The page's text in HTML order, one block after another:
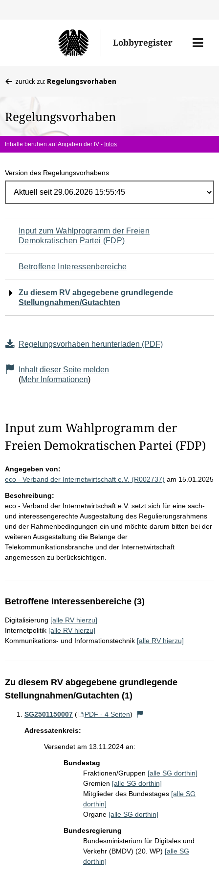
Lobbyregister
Menü
befinden
hier:
zurück zu: Regelungsvorhaben
Regelungsvorhaben
Inhalte beruhen auf Angaben der IV - Infos
Version des Regelungsvorhabens
Navigation
für
den
Seiteninhalt
Input zum Wahlprogramm der Freien
Demokratischen Partei (FDP)
Betroffene Interessenbereiche
Zu diesem RV abgegebene grundlegende
Stellungnahmen/Gutachten
Regelungsvorhaben herunterladen (PDF)
Inhalt dieser Seite melden
(Mehr Informationen)
Input zum Wahlprogramm der
Freien Demokratischen Partei (FDP)
Angegeben von:
eco - Verband der Internetwirtschaft e.V. (R002737) am 15.01.2025
Beschreibung:
eco - Verband der Internetwirtschaft e.V. setzt sich für eine sach-
und interessengerechte Ausgestaltung des Regulierungsrahmens
und der Rahmenbedingungen ein und möchte darum bitten bei der
weiteren Ausgestaltung die Belange der
Telekommunikationsbranche und der Internetwirtschaft
angemessen zu berücksichtigen.
Betroffene Interessenbereiche (3)
Digitalisierung [alle RV hierzu]
Internetpolitik [alle RV hierzu]
Kommunikations- und Informationstechnik [alle RV hierzu]
Zu diesem RV abgegebene grundlegende
Stellungnahmen/Gutachten (1)
SG2501150007 ( PDF - 4 Seiten)
Adressatenkreis:
Versendet am 13.11.2024 an:
Bundestag
Fraktionen/Gruppen [alle SG dorthin]
Gremien [alle SG dorthin]
Mitglieder des Bundestages [alle SG
dorthin]
Organe [alle SG dorthin]
Bundesregierung
Bundesministerium für Digitales und
Verkehr (BMDV) (20. WP) [alle SG
dorthin]